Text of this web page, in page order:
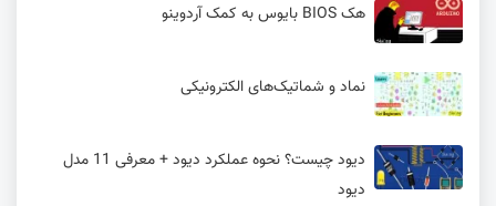
هک BIOS بایوس به کمک آردوینو
نماد و شماتیک‌های الکترونیکی
دیود چیست؟ نحوه عملکرد دیود + معرفی 11 مدل
دیود